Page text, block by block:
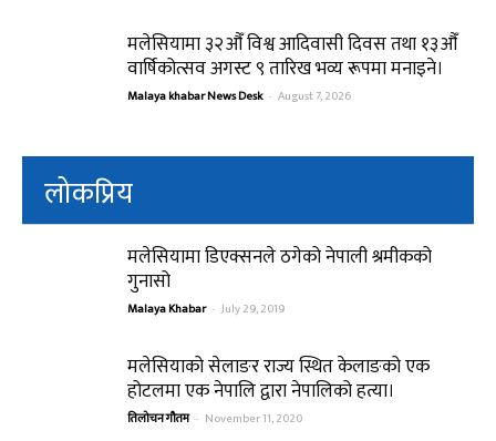
मलेसियामा ३२औँ विश्व आदिवासी दिवस तथा १३औँ
वार्षिकोत्सव अगस्ट ९ तारिख भव्य रूपमा मनाइने।
Malaya khabar News Desk - August 7, 2026
लोकप्रिय
मलेसियामा डिएक्सनले ठगेको नेपाली श्रमीकको
गुनासो
Malaya Khabar - July 29, 2019
मलेसियाको सेलाङर राज्य स्थित केलाङको एक
होटलमा एक नेपालि द्वारा नेपालिको हत्या।
तिलोचन गौतम - November 11, 2020